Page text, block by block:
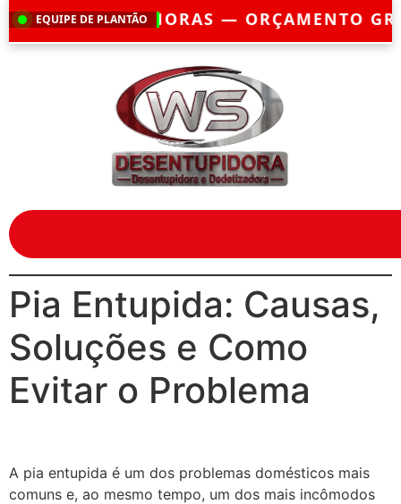
EQUIPE DE PLANTÃO
— ORÇAMENTO GRÁTIS —
Pia Entupida: Causas,
Soluções e Como
Evitar o Problema
A pia entupida é um dos problemas domésticos mais
comuns e, ao mesmo tempo, um dos mais incômodos